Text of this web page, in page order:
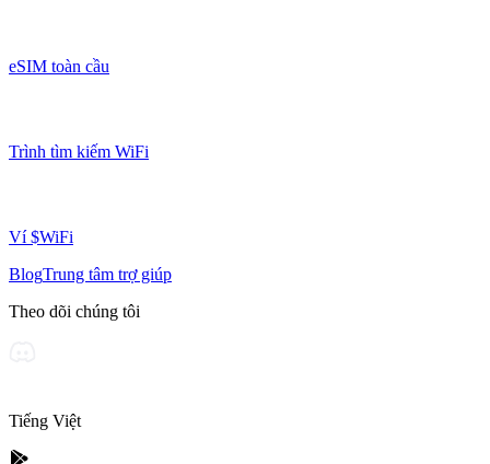
eSIM toàn cầu
Trình tìm kiếm WiFi
Ví $WiFi
BlogTrung tâm trợ giúp
Theo dõi chúng tôi
Tiếng Việt